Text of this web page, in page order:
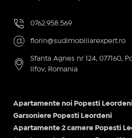
0762.958.569
florin@sudimobiliarexpert.ro
Sfanta Agnes nr 124, 077160,
Ilfov, Romania
Apartamente noi Popesti
Garsoniere Popesti Leordeni
Apartamente 2 camere Popesti